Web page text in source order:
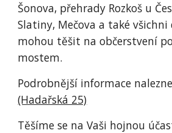
Šonova, přehrady Rozkoš u
Slatiny, Mečova a také všichni
mohou těšit na občerstvení
mostem.
Podrobnější informace
(Hadařská 25)
Těšíme se na Vaši hojnou